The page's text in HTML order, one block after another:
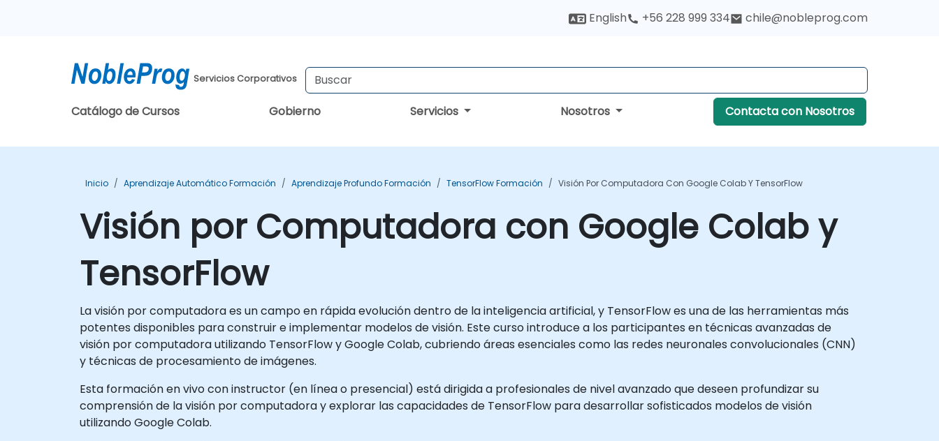
English +56 228 999 334 chile@nobleprog.com
Servicios Corporativos
Catálogo de Cursos Gobierno Servicios Nosotros Contacta con Nosotros
Inicio Aprendizaje Automático Formación Aprendizaje Profundo Formación TensorFlow Formación Visión Por Computadora Con Google Colab Y TensorFlow
Visión por Computadora con Google Colab y
TensorFlow
La visión por computadora es un campo en rápida evolución dentro de la inteligencia artificial, y TensorFlow es una de las herramientas más
potentes disponibles para construir e implementar modelos de visión. Este curso introduce a los participantes en técnicas avanzadas de
visión por computadora utilizando TensorFlow y Google Colab, cubriendo áreas esenciales como las redes neuronales convolucionales (CNN)
y técnicas de procesamiento de imágenes.
Esta formación en vivo con instructor (en línea o presencial) está dirigida a profesionales de nivel avanzado que deseen profundizar su
comprensión de la visión por computadora y explorar las capacidades de TensorFlow para desarrollar sofisticados modelos de visión
utilizando Google Colab.